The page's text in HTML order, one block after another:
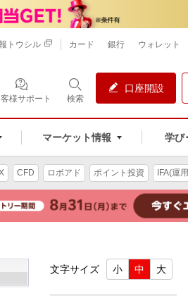
様サポート 検索
口座開設
マーケット情報 学び
トウシル カード 銀行 ウォレット
CFD ロボアド ポイント投資 IFA(運
文字サイズ 小 中 大